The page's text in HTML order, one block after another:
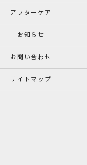
アフターケア
お知らせ
お問い合わせ
サイトマップ